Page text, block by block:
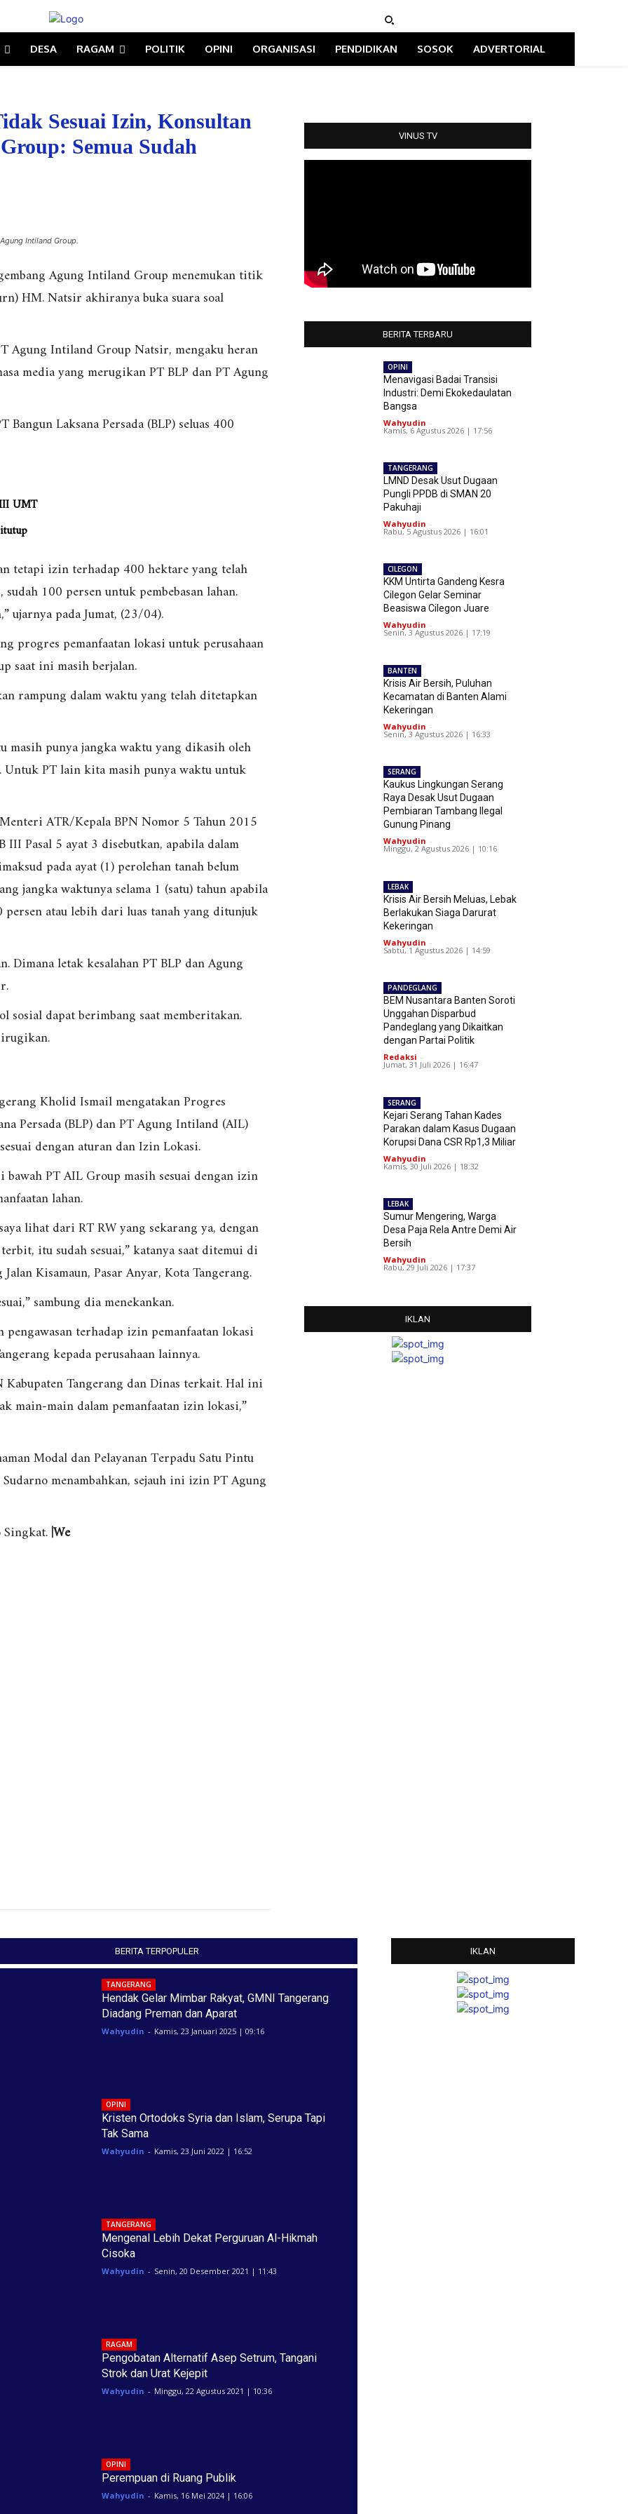
DESA RAGAM POLITIK OPINI ORGANISASI PENDIDIKAN SOSOK ADVERTORIAL
Sesuai Izin, Konsultan
Semua Sudah
Intiland Group.
Agung Intiland Group menemukan titik
HM. Natsir akhiranya buka suara soal
Agung Intiland Group Natsir, mengaku heran
media yang merugikan PT BLP dan PT Agung
Laksana Persada (BLP) seluas 400
UMT
tetapi izin terhadap 400 hektare yang telah
100 persen untuk pembebasan lahan.
ujarnya pada Jumat, (23/04).
progres pemanfaatan lokasi untuk perusahaan
saat ini masih berjalan.
rampung dalam waktu yang telah ditetapkan
masih punya jangka waktu yang dikasih oleh
PT lain kita masih punya waktu untuk
ATR/Kepala BPN Nomor 5 Tahun 2015
Pasal 5 ayat 3 disebutkan, apabila dalam
pada ayat (1) perolehan tanah belum
jangka waktunya selama 1 (satu) tahun apabila
atau lebih dari luas tanah yang ditunjuk
Dimana letak kesalahan PT BLP dan Agung
sosial dapat berimbang saat memberitakan.
Kholid Ismail mengatakan Progres
Persada (BLP) dan PT Agung Intiland (AIL)
dengan aturan dan Izin Lokasi.
PT AIL Group masih sesuai dengan izin
lahan.
lihat dari RT RW yang sekarang ya, dengan
itu sudah sesuai,” katanya saat ditemui di
Kisamaun, Pasar Anyar, Kota Tangerang.
sambung dia menekankan.
terhadap izin pemanfaatan lokasi
kepada perusahaan lainnya.
Kabupaten Tangerang dan Dinas terkait. Hal ini
main-main dalam pemanfaatan izin lokasi,”
Modal dan Pelayanan Terpadu Satu Pintu
menambahkan, sejauh ini izin PT Agung
Singkat.|We
VINUS TV
BERITA TERBARU
OPINI
Menavigasi Badai Transisi
Industri: Demi Ekokedaulatan
Bangsa
Wahyudin -
Kamis, 6 Agustus 2026 | 17:56
TANGERANG
LMND Desak Usut Dugaan
Pungli PPDB di SMAN 20
Pakuhaji
Wahyudin -
Rabu, 5 Agustus 2026 | 16:01
CILEGON
KKM Untirta Gandeng Kesra
Cilegon Gelar Seminar
Beasiswa Cilegon Juare
Wahyudin -
Senin, 3 Agustus 2026 | 17:19
BANTEN
Krisis Air Bersih, Puluhan
Kecamatan di Banten Alami
Kekeringan
Wahyudin -
Senin, 3 Agustus 2026 | 16:33
SERANG
Kaukus Lingkungan Serang
Raya Desak Usut Dugaan
Pembiaran Tambang Ilegal
Gunung Pinang
Wahyudin -
Minggu, 2 Agustus 2026 | 10:16
LEBAK
Krisis Air Bersih Meluas, Lebak
Berlakukan Siaga Darurat
Kekeringan
Wahyudin -
Sabtu, 1 Agustus 2026 | 14:59
PANDEGLANG
BEM Nusantara Banten Soroti
Unggahan Disparbud
Pandeglang yang Dikaitkan
dengan Partai Politik
Redaksi -
Jumat, 31 Juli 2026 | 16:47
SERANG
Kejari Serang Tahan Kades
Parakan dalam Kasus Dugaan
Korupsi Dana CSR Rp1,3 Miliar
Wahyudin -
Kamis, 30 Juli 2026 | 18:32
LEBAK
Sumur Mengering, Warga
Desa Paja Rela Antre Demi Air
Bersih
Wahyudin -
Rabu, 29 Juli 2026 | 17:37
IKLAN
BERITA TERPOPULER
TANGERANG
Hendak Gelar Mimbar Rakyat, GMNI Tangerang
Diadang Preman dan Aparat
Wahyudin - Kamis, 23 Januari 2025 | 09:16
OPINI
Kristen Ortodoks Syria dan Islam, Serupa Tapi
Tak Sama
Wahyudin - Kamis, 23 Juni 2022 | 16:52
TANGERANG
Mengenal Lebih Dekat Perguruan Al-Hikmah
Cisoka
Wahyudin - Senin, 20 Desember 2021 | 11:43
RAGAM
Pengobatan Alternatif Asep Setrum, Tangani
Strok dan Urat Kejepit
Wahyudin - Minggu, 22 Agustus 2021 | 10:36
OPINI
Perempuan di Ruang Publik
Wahyudin - Kamis, 16 Mei 2024 | 16:06
IKLAN